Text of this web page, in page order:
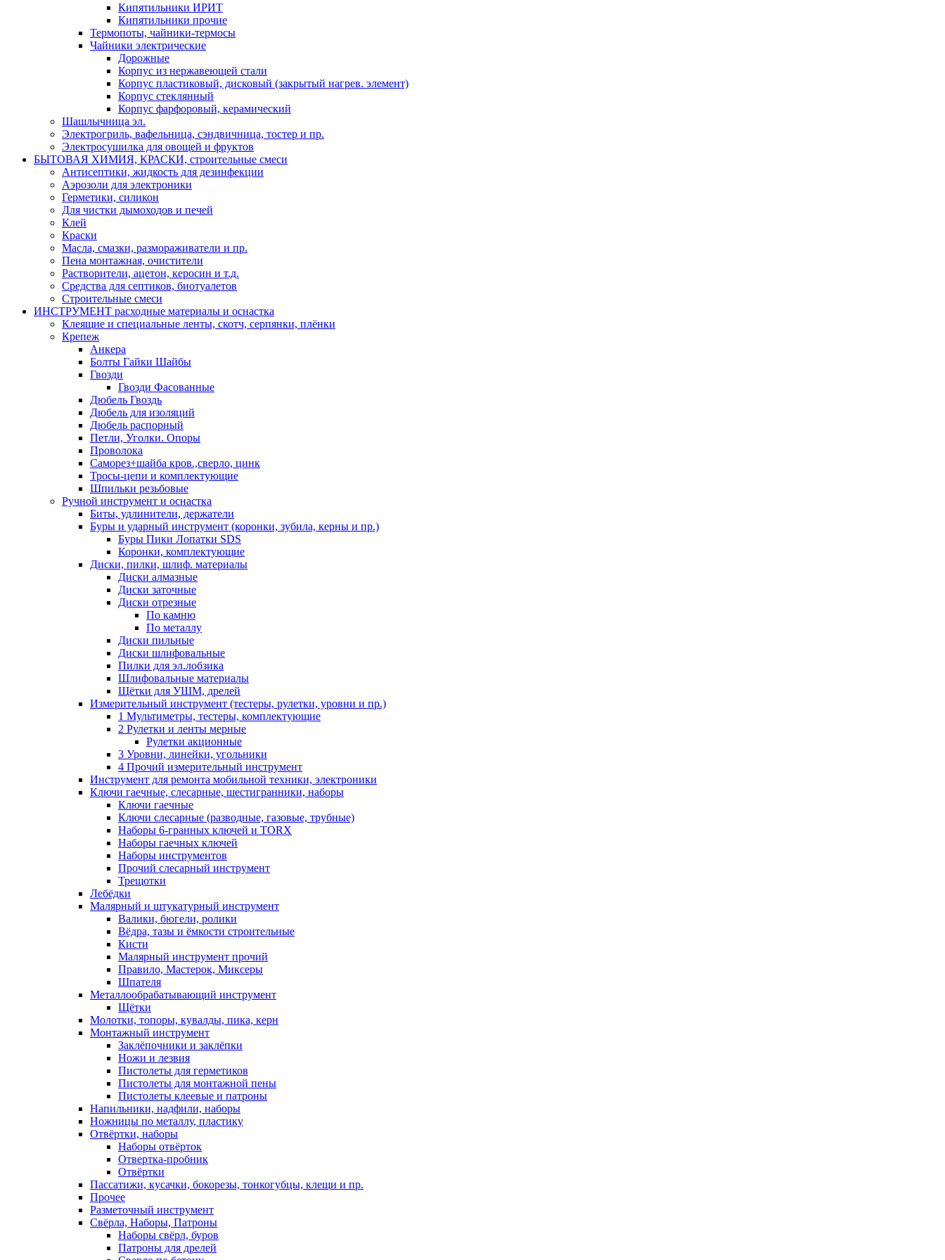
Кипятильники ИРИТ
Кипятильники прочие
Термопоты, чайники-термосы
Чайники электрические
Дорожные
Корпус из нержавеющей стали
Корпус пластиковый, дисковый (закрытый нагрев. элемент)
Корпус стеклянный
Корпус фарфоровый, керамический
Шашлычница эл.
Электрогриль, вафельница, сэндвичница, тостер и пр.
Электросушилка для овощей и фруктов
БЫТОВАЯ ХИМИЯ, КРАСКИ, строительные смеси
Антисептики, жидкость для дезинфекции
Аэрозоли для электроники
Герметики, силикон
Для чистки дымоходов и печей
Клей
Краски
Масла, смазки, размораживатели и пр.
Пена монтажная, очистители
Растворители, ацетон, керосин и т.д.
Средства для септиков, биотуалетов
Строительные смеси
ИНСТРУМЕНТ расходные материалы и оснастка
Клеящие и специальные ленты, скотч, серпянки, плёнки
Крепеж
Анкера
Болты Гайки Шайбы
Гвозди
Гвозди Фасованные
Дюбель Гвоздь
Дюбель для изоляций
Дюбель распорный
Петли, Уголки. Опоры
Проволока
Саморез+шайба кров.,сверло, цинк
Тросы-цепи и комплектующие
Шпильки резьбовые
Ручной инструмент и оснастка
Биты, удлинители, держатели
Буры и ударный инструмент (коронки, зубила, керны и пр.)
Буры Пики Лопатки SDS
Коронки, комплектующие
Диски, пилки, шлиф. материалы
Диски алмазные
Диски заточные
Диски отрезные
По камню
По металлу
Диски пильные
Диски шлифовальные
Пилки для эл.лобзика
Шлифовальные материалы
Щётки для УШМ, дрелей
Измерительный инструмент (тестеры, рулетки, уровни и пр.)
1 Мультиметры, тестеры, комплектующие
2 Рулетки и ленты мерные
Рулетки акционные
3 Уровни, линейки, угольники
4 Прочий измерительный инструмент
Инструмент для ремонта мобильной техники, электроники
Ключи гаечные, слесарные, шестигранники, наборы
Ключи гаечные
Ключи слесарные (разводные, газовые, трубные)
Наборы 6-гранных ключей и TORX
Наборы гаечных ключей
Наборы инструментов
Прочий слесарный инструмент
Трещотки
Лебёдки
Малярный и штукатурный инструмент
Валики, бюгели, ролики
Вёдра, тазы и ёмкости строительные
Кисти
Малярный инструмент прочий
Правило, Мастерок, Миксеры
Шпателя
Металлообрабатывающий инструмент
Щётки
Молотки, топоры, кувалды, пика, керн
Монтажный инструмент
Заклёпочники и заклёпки
Ножи и лезвия
Пистолеты для герметиков
Пистолеты для монтажной пены
Пистолеты клеевые и патроны
Напильники, надфили, наборы
Ножницы по металлу, пластику
Отвёртки, наборы
Наборы отвёрток
Отвертка-пробник
Отвёртки
Пассатижи, кусачки, бокорезы, тонкогубцы, клещи и пр.
Прочее
Разметочный инструмент
Свёрла, Наборы, Патроны
Наборы свёрл, буров
Патроны для дрелей